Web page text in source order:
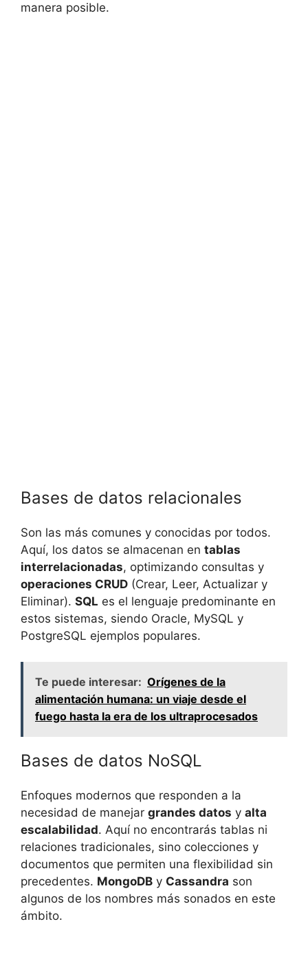
manera posible.
Bases de datos relacionales
Son las más comunes y conocidas por todos.
Aquí, los datos se almacenan en tablas
interrelacionadas, optimizando consultas y
operaciones CRUD (Crear, Leer, Actualizar y
Eliminar). SQL es el lenguaje predominante en
estos sistemas, siendo Oracle, MySQL y
PostgreSQL ejemplos populares.
Te puede interesar: Orígenes de la
alimentación humana: un viaje desde el
fuego hasta la era de los ultraprocesados
Bases de datos NoSQL
Enfoques modernos que responden a la
necesidad de manejar grandes datos y alta
escalabilidad. Aquí no encontrarás tablas ni
relaciones tradicionales, sino colecciones y
documentos que permiten una flexibilidad sin
precedentes. MongoDB y Cassandra son
algunos de los nombres más sonados en este
ámbito.